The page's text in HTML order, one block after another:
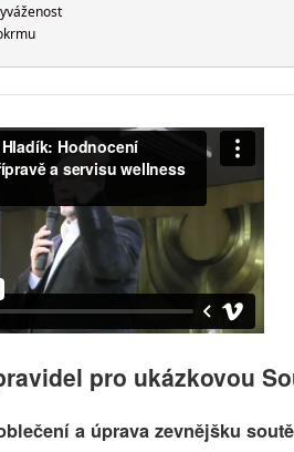
pro ukázkovou
a úprava zevnějšku